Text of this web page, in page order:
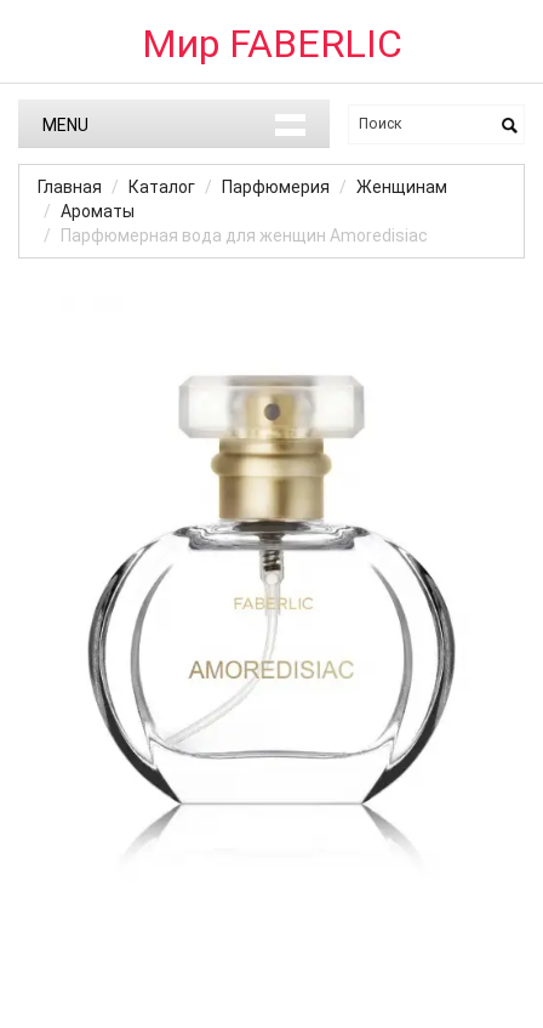
Мир FABERLIC
MENU
Главная Каталог Парфюмерия
Женщинам
Ароматы
Парфюмерная вода для женщин Amoredisiac